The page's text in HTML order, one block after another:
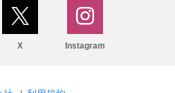
X Instagram